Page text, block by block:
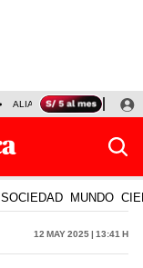
ALIANZA LIMA VS SPORT
SOCIEDAD MUNDO
12 May 2025 | 13:41 h